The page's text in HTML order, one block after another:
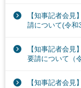
【知事記者会
請について(令和
【知事記者会
要請について（
【知事記者会